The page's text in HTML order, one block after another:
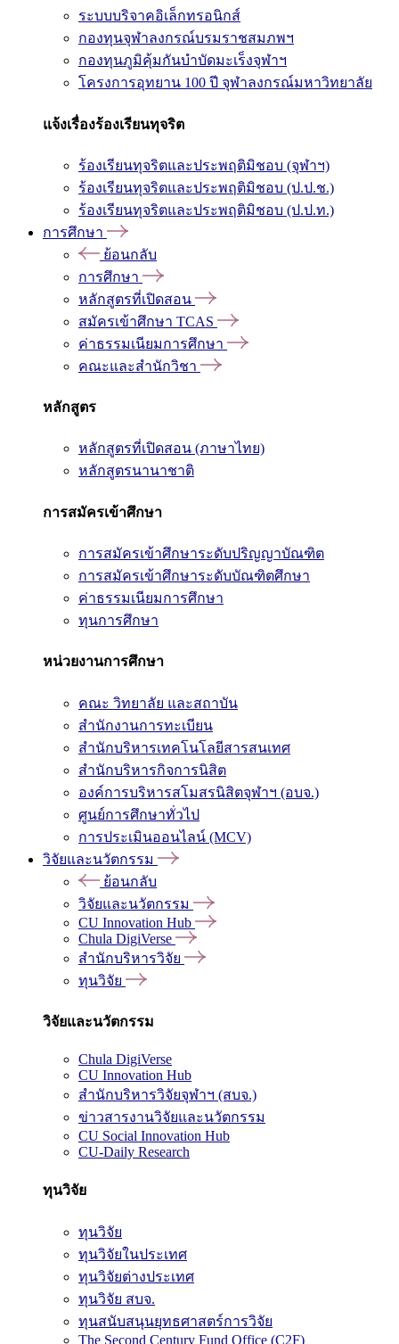
ระบบบริจาคอิเล็กทรอนิกส์
กองทุนจุฬาลงกรณ์บรมราชสมภพฯ
กองทุนภูมิคุ้มกันบำบัดมะเร็งจุฬาฯ
โครงการอุทยาน 100 ปี จุฬาลงกรณ์มหาวิทยาลัย
แจ้งเรื่องร้องเรียนทุจริต
ร้องเรียนทุจริตและประพฤติมิชอบ (จุฬาฯ)
ร้องเรียนทุจริตและประพฤติมิชอบ (ป.ป.ช.)
ร้องเรียนทุจริตและประพฤติมิชอบ (ป.ป.ท.)
การศึกษา
ย้อนกลับ
การศึกษา
หลักสูตรที่เปิดสอน
สมัครเข้าศึกษา TCAS
ค่าธรรมเนียมการศึกษา
คณะและสำนักวิชา
หลักสูตร
หลักสูตรที่เปิดสอน (ภาษาไทย)
หลักสูตรนานาชาติ
การสมัครเข้าศึกษา
การสมัครเข้าศึกษาระดับปริญญาบัณฑิต
การสมัครเข้าศึกษาระดับบัณฑิตศึกษา
ค่าธรรมเนียมการศึกษา
ทุนการศึกษา
หน่วยงานการศึกษา
คณะ วิทยาลัย และสถาบัน
สำนักงานการทะเบียน
สำนักบริหารเทคโนโลยีสารสนเทศ
สำนักบริหารกิจการนิสิต
องค์การบริหารสโมสรนิสิตจุฬาฯ (อบจ.)
ศูนย์การศึกษาทั่วไป
การประเมินออนไลน์ (MCV)
วิจัยและนวัตกรรม
ย้อนกลับ
วิจัยและนวัตกรรม
CU Innovation Hub
Chula DigiVerse
สำนักบริหารวิจัย
ทุนวิจัย
วิจัยและนวัตกรรม
Chula DigiVerse
CU Innovation Hub
สำนักบริหารวิจัยจุฬาฯ (สบจ.)
ข่าวสารงานวิจัยและนวัตกรรม
CU Social Innovation Hub
CU-Daily Research
ทุนวิจัย
ทุนวิจัย
ทุนวิจัยในประเทศ
ทุนวิจัยต่างประเทศ
ทุนวิจัย สบจ.
ทุนสนับสนุนยุทธศาสตร์การวิจัย
The Second Century Fund Office (C2F)